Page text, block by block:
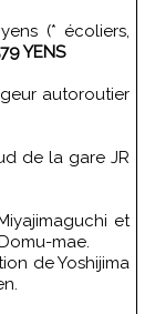
(* écoliers,
YENS
autoroutier
de la gare JR
et
mae.
de Yoshijima